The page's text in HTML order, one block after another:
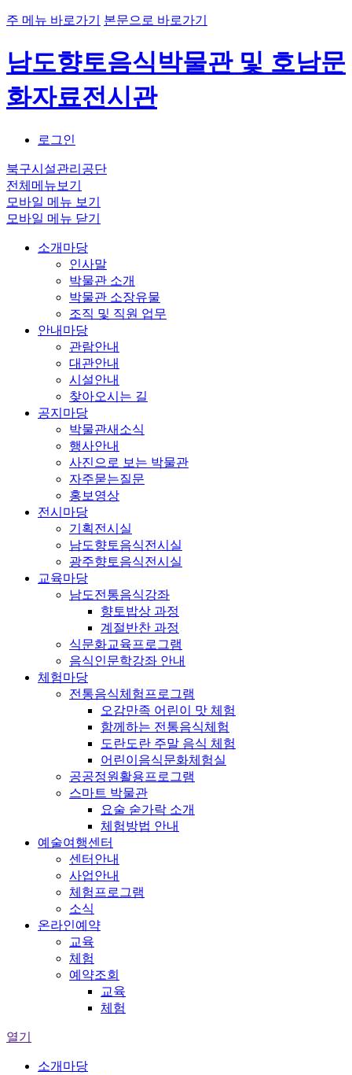
주 메뉴 바로가기 본문으로 바로가기
남도향토음식박물관 및 호남문
화자료전시관
로그인
북구시설관리공단
전체메뉴보기
모바일 메뉴 보기
모바일 메뉴 닫기
소개마당
인사말
박물관 소개
박물관 소장유물
조직 및 직원 업무
안내마당
관람안내
대관안내
시설안내
찾아오시는 길
공지마당
박물관새소식
행사안내
사진으로 보는 박물관
자주묻는질문
홍보영상
전시마당
기획전시실
남도향토음식전시실
광주향토음식전시실
교육마당
남도전통음식강좌
향토밥상 과정
계절반찬 과정
식문화교육프로그램
음식인문학강좌 안내
체험마당
전통음식체험프로그램
오감만족 어린이 맛 체험
함께하는 전통음식체험
도란도란 주말 음식 체험
어린이음식문화체험실
공공정원활용프로그램
스마트 박물관
요술 숟가락 소개
체험방법 안내
예술여행센터
센터안내
사업안내
체험프로그램
소식
온라인예약
교육
체험
예약조회
교육
체험
열기
소개마당